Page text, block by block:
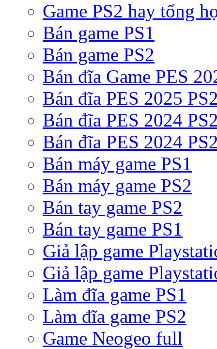
Game PS2 hay tổng
Bán game PS1
Bán game PS2
Bán đĩa Game PES
Bán đĩa PES 2025
Bán đĩa PES 2024
Bán đĩa PES 2024
Bán máy game PS1
Bán máy game PS2
Bán tay game PS2
Bán tay game PS1
Giả lập game
Giả lập game
Làm đĩa game PS1
Làm đĩa game PS2
Game Neogeo full